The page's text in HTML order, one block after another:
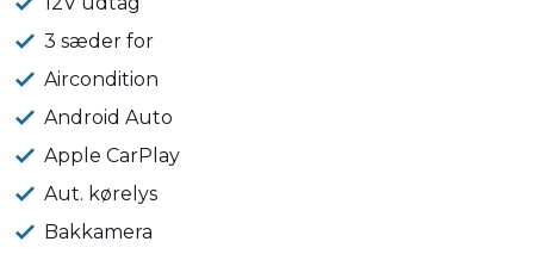
3 sæder for
Aircondition
Android Auto
Apple CarPlay
Aut. kørelys
Bakkamera